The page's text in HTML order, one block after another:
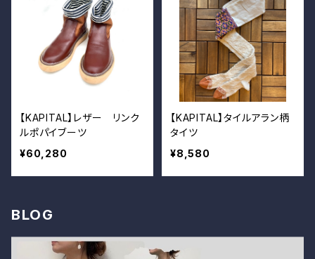
【KAPITAL】レザー リンク
ルポパイブーツ
¥60,280
【KAPITAL】タイルアラン柄
タイツ
¥8,580
BLOG